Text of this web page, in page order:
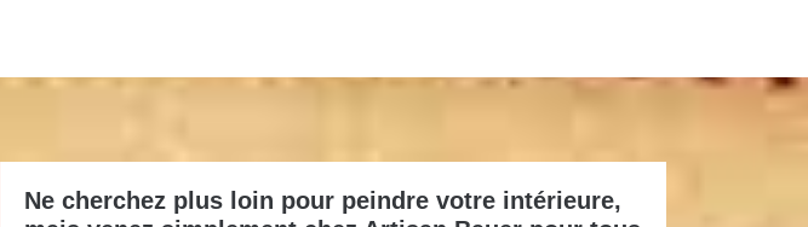
Ne cherchez plus loin pour peindre votre intérieure,